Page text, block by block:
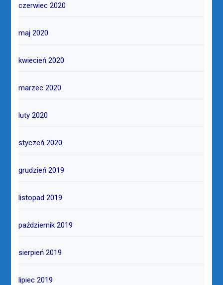
czerwiec 2020
maj 2020
kwiecień 2020
marzec 2020
luty 2020
styczeń 2020
grudzień 2019
listopad 2019
październik 2019
sierpień 2019
lipiec 2019